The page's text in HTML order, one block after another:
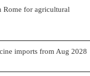
for agricultural
imports from Aug 2028